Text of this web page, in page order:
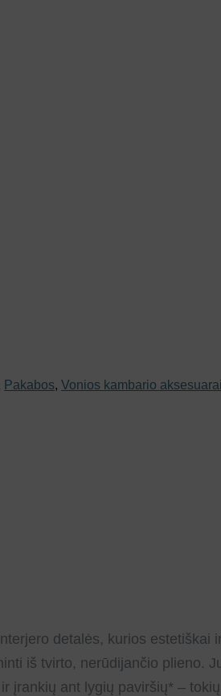
Pakabos, Vonios kambario
detalės, kurios estetiškai
iš tvirto, nerūdijančio plieno.
įrankių ant lygių paviršių* –